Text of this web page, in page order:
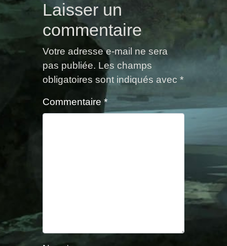
Laisser un
commentaire
Votre adresse e-mail ne sera
pas publiée. Les champs
obligatoires sont indiqués avec *
Commentaire *